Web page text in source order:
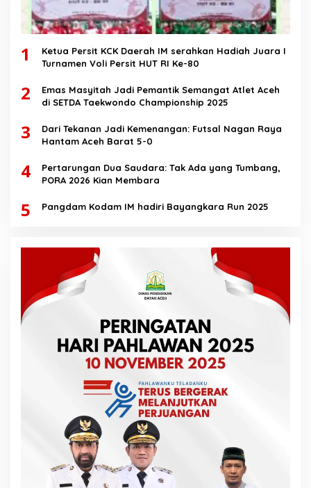
1
Ketua Persit KCK Daerah IM serahkan Hadiah Juara I
Turnamen Voli Persit HUT RI Ke-80
2
Emas Masyitah Jadi Pemantik Semangat Atlet Aceh
di SETDA Taekwondo Championship 2025
3
Dari Tekanan Jadi Kemenangan: Futsal Nagan Raya
Hantam Aceh Barat 5-0
4
Pertarungan Dua Saudara: Tak Ada yang Tumbang,
PORA 2026 Kian Membara
5 Pangdam Kodam IM hadiri Bayangkara Run 2025